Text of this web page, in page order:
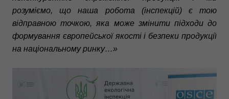
розуміємо, що наша робота (інспекцій) є тою
відправною точкою, яка може змінити підходи до
формування європейської якості і безпеки продукції
на національному ринку…»